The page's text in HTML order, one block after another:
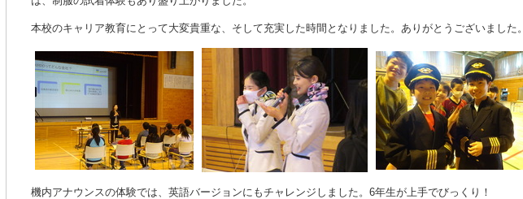
本校のキャリア教育にとって大変貴重な、そして充実した時間となりました。ありがとうございました。
機内アナウンスの体験では、英語バージョンにもチャレンジしました。6年生が上手でびっくり！